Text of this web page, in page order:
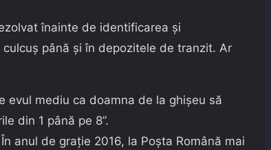
înainte de identificarea și
până și în depozitele de tranzit. Ar
evul mediu ca doamna de la ghișeu să
din 1 până pe 8”.
anul de grație 2016, la Poșta Română mai